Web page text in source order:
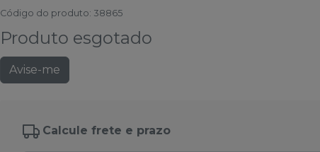
Código do produto: 38865
Produto esgotado
Avise-me
Calcule frete e prazo